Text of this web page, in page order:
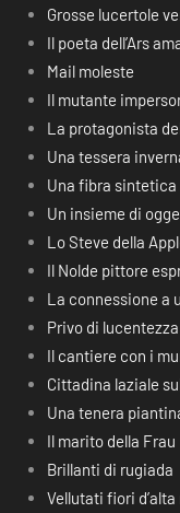
Grosse lucertole
Il poeta dell’Ars
Mail moleste
Il mutante
La protagonista
Una tessera
Una fibra sintetica
Un insieme di
Lo Steve della
Il Nolde pittore
La connessione a
Privo di lucentezza
Il cantiere con i
Cittadina laziale
Una tenera
Il marito della Frau
Brillanti di rugiada
Vellutati fiori